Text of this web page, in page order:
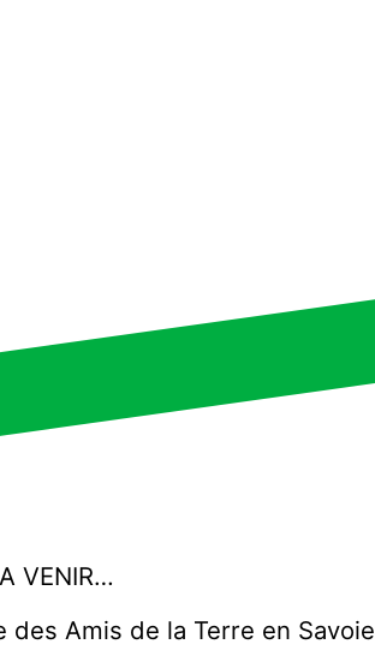
VENIR…
des Amis de la Terre en Savoie